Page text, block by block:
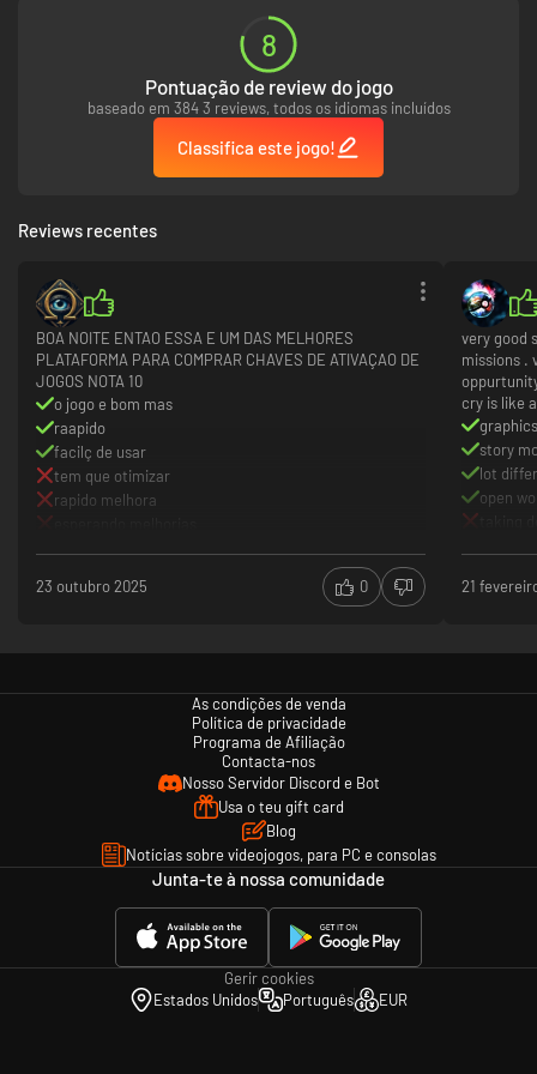
8
Pontuação de review do jogo
baseado em 384 3 reviews, todos os idiomas incluídos
Classifica este jogo!
Reviews recentes
BOA NOITE ENTAO ESSA E UM DAS MELHORES
PLATAFORMA PARA COMPRAR CHAVES DE ATIVAÇAO DE
JOGOS NOTA 10
o jogo e bom mas
raapido
facilç de usar
tem que otimizar
rapido melhora
23 outubro 2025 0
very good
missions .
cry is like
story
lot
open
21
As condições de venda
Política de privacidade
Programa de Afiliação
Contacta-nos
Nosso Servidor Discord e Bot
Usa o teu gift card
Blog
Notícias sobre videojogos, para PC e consolas
Junta-te à nossa comunidade
Gerir cookies
Estados Unidos
Português EUR